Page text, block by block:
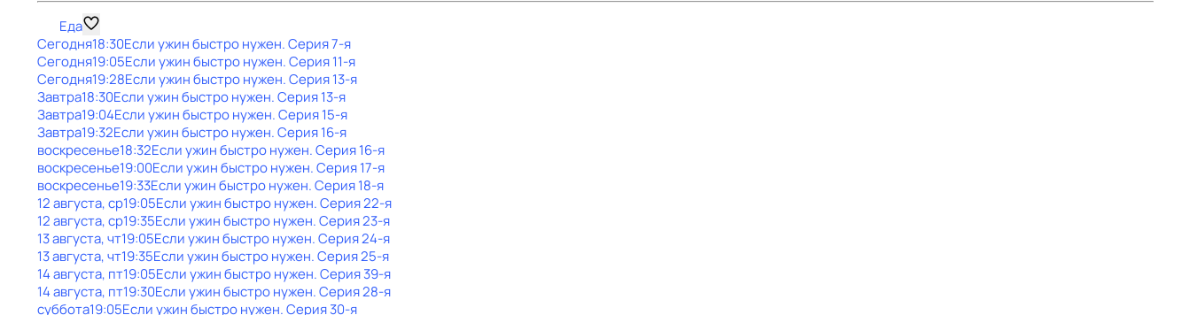
Еда
Сегодня18:30Если ужин быстро нужен. Серия 7-я
Сегодня19:05Если ужин быстро нужен. Серия 11-я
Сегодня19:28Если ужин быстро нужен. Серия 13-я
Завтра18:30Если ужин быстро нужен. Серия 13-я
Завтра19:04Если ужин быстро нужен. Серия 15-я
Завтра19:32Если ужин быстро нужен. Серия 16-я
воскресенье18:32Если ужин быстро нужен. Серия 16-я
воскресенье19:00Если ужин быстро нужен. Серия 17-я
воскресенье19:33Если ужин быстро нужен. Серия 18-я
12 августа, ср19:05Если ужин быстро нужен. Серия 22-я
12 августа, ср19:35Если ужин быстро нужен. Серия 23-я
13 августа, чт19:05Если ужин быстро нужен. Серия 24-я
13 августа, чт19:35Если ужин быстро нужен. Серия 25-я
14 августа, пт19:05Если ужин быстро нужен. Серия 39-я
14 августа, пт19:30Если ужин быстро нужен. Серия 28-я
суббота19:05Если ужин быстро нужен. Серия 30-я